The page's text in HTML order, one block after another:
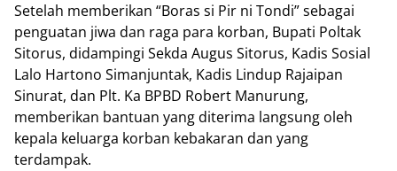
Setelah memberikan “Boras si Pir ni Tondi” sebagai
penguatan jiwa dan raga para korban, Bupati Poltak
Sitorus, didampingi Sekda Augus Sitorus, Kadis Sosial
Lalo Hartono Simanjuntak, Kadis Lindup Rajaipan
Sinurat, dan Plt. Ka BPBD Robert Manurung,
memberikan bantuan yang diterima langsung oleh
kepala keluarga korban kebakaran dan yang
terdampak.